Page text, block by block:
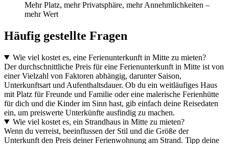
Mehr Platz, mehr Privatsphäre, mehr Annehmlichkeiten –
mehr Wert
Häufig gestellte Fragen
Wie viel kostet es, eine Ferienunterkunft in Mitte zu mieten?
Der durchschnittliche Preis für eine Ferienunterkunft in Mitte ist von
einer Vielzahl von Faktoren abhängig, darunter Saison,
Unterkunftsart und Aufenthaltsdauer. Ob du ein weitläufiges Haus
mit Platz für Freunde und Familie oder eine malerische Ferienhütte
für dich und die Kinder im Sinn hast, gib einfach deine Reisedaten
ein, um preiswerte Unterkünfte ausfindig zu machen.
Wie viel kostet es, ein Strandhaus in Mitte zu mieten?
Wenn du verreist, beeinflussen der Stil und die Größe der
Unterkunft den Preis deiner Ferienwohnung am Strand. Tipp deine